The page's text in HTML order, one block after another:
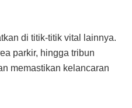
di titik-titik vital lainnya.
parkir, hingga tribun
memastikan kelancaran